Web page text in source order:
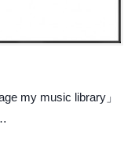
my music library」